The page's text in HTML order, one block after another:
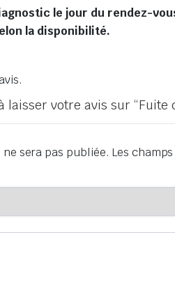
le jour du rendez-
la disponibilité.
laisser votre avis sur “Fuite
sera pas publiée. Les